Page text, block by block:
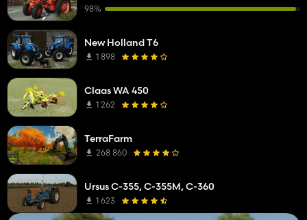
98%
New Holland T6
1 898
Claas WA 450
1 262
TerraFarm
268 860
Ursus C-355, C-355M, C-360
1 623